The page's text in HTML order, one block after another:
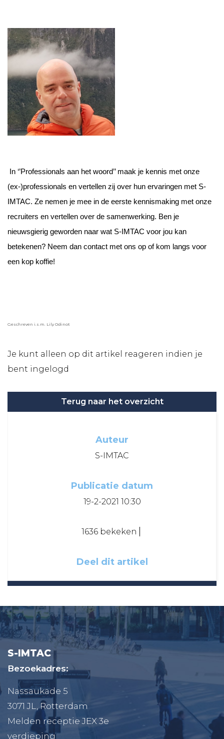
In ‘’Professionals aan het woord’’ maak je kennis met onze
(ex-)professionals en vertellen zij over hun ervaringen met S-
IMTAC. Ze nemen je mee in de eerste kennismaking met onze
recruiters en vertellen over de samenwerking. Ben je
nieuwsgierig geworden naar wat S-IMTAC voor jou kan
betekenen? Neem dan contact met ons op of kom langs voor
een kop koffie!
Geschreven i.s.m. Lily Odinot
Je kunt alleen op dit artikel reageren indien je
bent ingelogd
Terug naar het overzicht
Auteur
S-IMTAC
Publicatie datum
19-2-2021 10:30
1636 bekeken
Deel dit artikel
S-IMTAC
Bezoekadres:
Nassaukade 5
3071 JL, Rotterdam
Melden receptie JEX 3e
verdieping